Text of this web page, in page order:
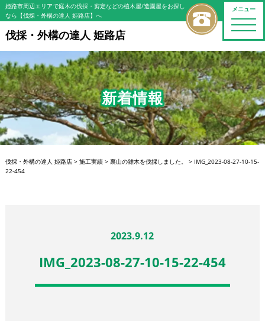
メニュー
toggle
姫路市周辺エリアで庭木の伐採・剪定などの植木屋/造園屋をお探し
なら【伐採・外構の達人 姫路店】へ
伐採・外構の達人 姫路店
新着情報
伐採・外構の達人 姫路店> 施工実績> 裏山の雑木を伐採しました。 > IMG_2023-08-27-10-15-
22-454
2023.9.12
IMG_2023-08-27-10-15-22-454